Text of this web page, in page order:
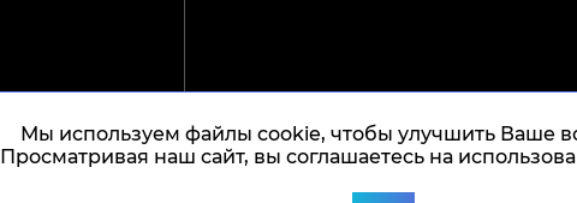
Мы используем файлы cookie, чтобы улучшить Ваше
Просматривая наш сайт, вы соглашаетесь на